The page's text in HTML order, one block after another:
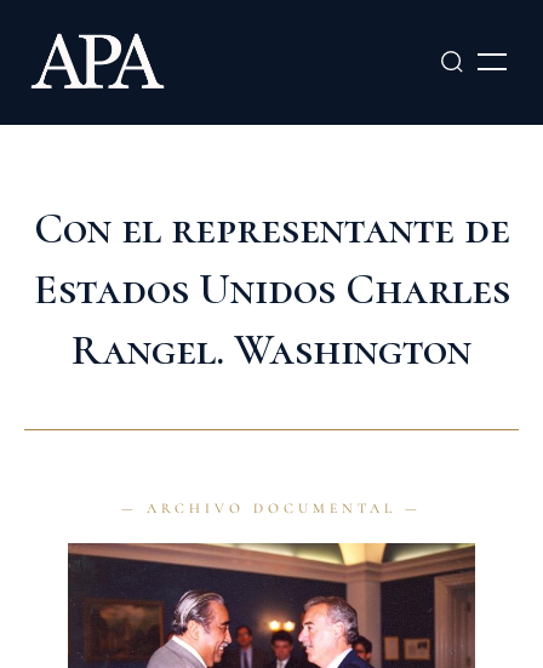
contenido
Con el representante de
Estados Unidos Charles
Rangel. Washington